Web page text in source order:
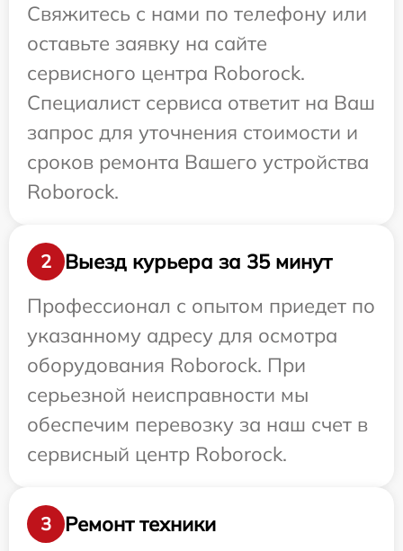
Свяжитесь с нами по телефону или
оставьте заявку на сайте
сервисного центра Roborock.
Специалист сервиса ответит на Ваш
запрос для уточнения стоимости и
сроков ремонта Вашего устройства
Roborock.
2
Выезд курьера за 35 минут
Профессионал с опытом приедет по
указанному адресу для осмотра
оборудования Roborock. При
серьезной неисправности мы
обеспечим перевозку за наш счет в
сервисный центр Roborock.
3 Ремонт техники